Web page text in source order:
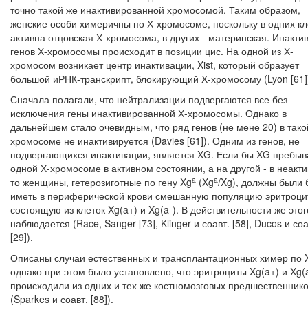
точно такой же инактивированной хромосомой. Таким образом,
женские особи химеричны по Х-хромосоме, поскольку в одних
активна отцовская Х-хромосома, в дру­гих - материнская.
генов Х-хромосомы происходит в позиции цис. На одной из Х-
хромосом возникает центр инактивации, Xist, который образует
большой иРНК-транскрипт, блокирующий Х-хромосому (Lyon
Сначала полагали, что нейтрализации подвергаются все без
исключения гены инактивированной Х-хромосомы. Однако в
дальнейшем стало очевидным, что ряд генов (не мене 20) в
хромосоме не инактивируется (Davies [61]). Одним из генов, не
подвергающихся инактивации, является XG. Если бы XG
одной Х-хромосоме в активном состоянии, а на другой - в
то женщины, гетерозиготные по гену Xga (Xga/Xg), должны были
иметь в периферической крови смешанную популяцию
состо­ящую из клеток Xg(a+) и Xg(a-). В действительности же
наблюдается (Race, Sanger [73], Klinger и соавт. [58], Ducos и
[29]).
Описаны случаи естественных и трансплантационных химер по
однако при этом было установлено, что эритроциты Xg(a+) и
происходили из одних и тех же костномозговых
(Sparkes и соавт. [88]).